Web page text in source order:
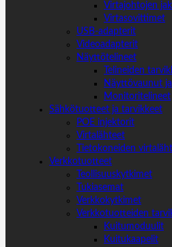
Virtajohtojen
Virtasovittimet
USB-adapterit
Videoadapterit
Näyttötelineet
Telineiden
Näyttövaunut
Monitoritelineet
Sähkötuotteet ja tarvikkeet
POE injektorit
Virtalähteet
Tietokoneiden
Verkkotuotteet
Teollisuuskytkimet
Tukiasemat
Verkkokytkimet
Verkkotuotteiden
Kuitumoduulit
Kuitukaapelit